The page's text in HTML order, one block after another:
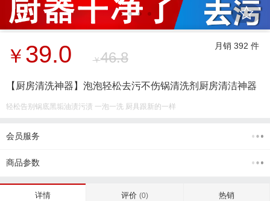
￥ 39.0 ￥46.8
月销 392 件
【厨房清洗神器】泡泡轻松去污不伤锅清洗剂厨房清洁神器
轻松告别锅底黑垢油渍污渍 一泡一洗 厨具跟新的一样
会员服务
商品参数
详情 评价 (0) 热销